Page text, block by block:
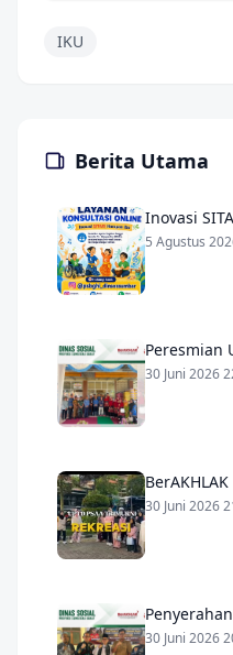
IKU
Berita Utama
Inovasi
5 Agustus
30 Juni 2026
30 Juni 2026
30 Juni 2026